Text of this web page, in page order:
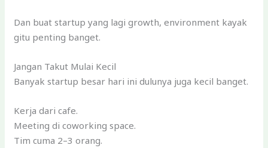
Dan buat startup yang lagi growth, environment kayak
gitu penting banget.
Jangan Takut Mulai Kecil
Banyak startup besar hari ini dulunya juga kecil banget.
Kerja dari cafe.
Meeting di coworking space.
Tim cuma 2–3 orang.